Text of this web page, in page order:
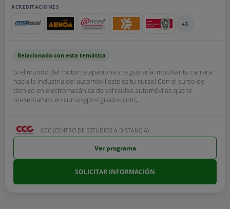
ACREDITACIONES
+3
Relacionado con esta temática
Si el mundo del motor te apasiona y te gustaría impulsar tu carrera
hacia la industria del automóvil este es tu curso! Con el curso de
técnico en electromecánica de vehículos automóviles que te
presentamos en cursosypostgrados.com,...
CCC (CENTRO DE ESTUDIOS A DISTANCIA)
Ver programa
SOLICITAR INFORMACIÓN